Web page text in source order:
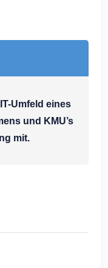
Umfeld eines
und KMU’s
mit.